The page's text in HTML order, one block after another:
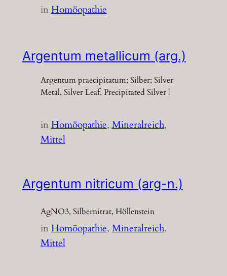
inHomöopathie
Argentum metallicum (arg.)
Argentum praecipitatum; Silber; Silver
Metal, Silver Leaf, Precipitated Silver |
inHomöopathie, Mineralreich
Mittel
Argentum nitricum (arg-n.)
AgNO3, Silbernitrat, Höllenstein
inHomöopathie, Mineralreich
Mittel